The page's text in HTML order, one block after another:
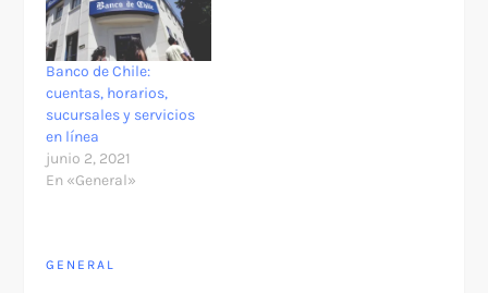
Banco de Chile:
cuentas, horarios,
sucursales y servicios
en línea
junio 2, 2021
En «General»
GENERAL